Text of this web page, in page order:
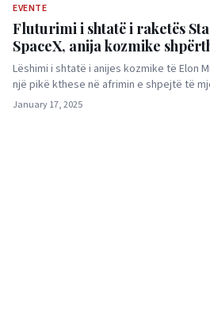
EVENTE
Fluturimi i shtatë i raketës
SpaceX, anija kozmike
Lëshimi i shtatë i anijes kozmike të Elon
një pikë kthese në afrimin e shpejtë të
January 17, 2025